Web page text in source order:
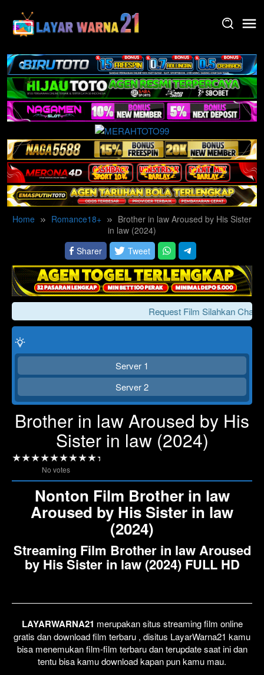
content
Home Romance18+
Brother in law Aroused by His Sister
in law (2024)
Sharer
Tweet
Request Film Silahkan Chat
Lewati >>>
Click To Play
Server 1
Server 2
Brother in law Aroused by His
Sister in law (2024)
No votes
Nonton Film Brother in law
Aroused by His Sister in law
(2024)
Streaming Film Brother in law Aroused
by His Sister in law (2024) FULL HD
LAYARWARNA21 merupakan situs streaming film online
gratis dan download film terbaru , disitus LayarWarna21 kamu
bisa menemukan film-film terbaru dan terupdate saat ini dan
tentu bisa kamu download kapan pun kamu mau.